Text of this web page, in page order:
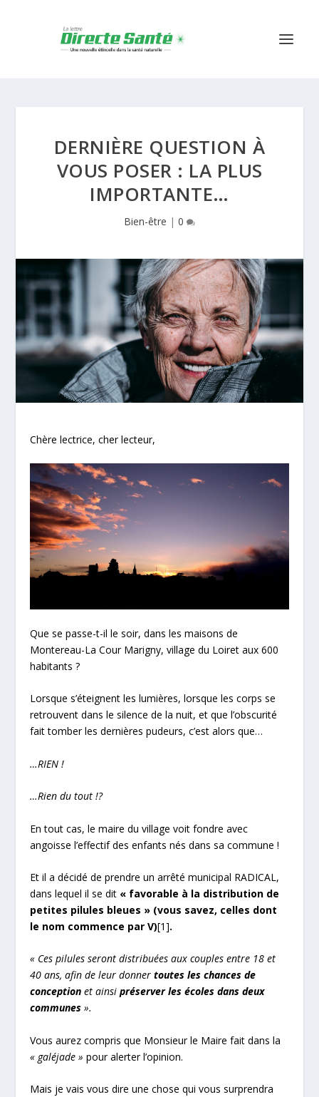
DERNIÈRE QUESTION À
VOUS POSER : LA PLUS
IMPORTANTE…
Bien-être | 0
Chère lectrice, cher lecteur,
Que se passe-t-il le soir, dans les maisons de
Montereau-La Cour Marigny, village du Loiret aux 600
habitants ?
Lorsque s’éteignent les lumières, lorsque les corps se
retrouvent dans le silence de la nuit, et que l’obscurité
fait tomber les dernières pudeurs, c’est alors que…
…RIEN !
…Rien du tout !?
En tout cas, le maire du village voit fondre avec
angoisse l’effectif des enfants nés dans sa commune !
Et il a décidé de prendre un arrêté municipal RADICAL,
dans lequel il se dit « favorable à la distribution de
petites pilules bleues » (vous savez, celles dont
le nom commence par V)[1].
« Ces pilules seront distribuées aux couples entre 18 et
40 ans, afin de leur donnertoutes les chances de
conception et ainsipréserver les écoles dans deux
communes ».
Vous aurez compris que Monsieur le Maire fait dans la
« galéjade » pour alerter l’opinion.
Mais je vais vous dire une chose qui vous surprendra